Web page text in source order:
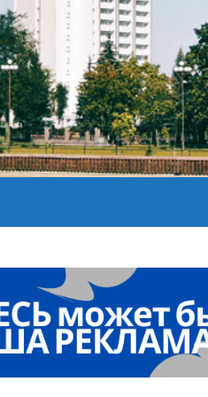
для Дворца Независимости